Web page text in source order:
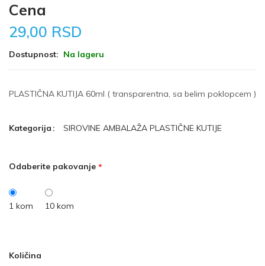
Cena
29,00 RSD
Dostupnost: Na lageru
PLASTIČNA KUTIJA 60ml ( transparentna, sa belim poklopcem )
Kategorija SIROVINE AMBALAŽA PLASTIČNE KUTIJE
Odaberite pakovanje
1 kom 10 kom
Količina